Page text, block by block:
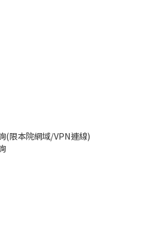
(限本院網域/VPN連線)